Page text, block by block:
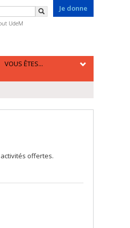
Je donne
Rechercher
UdeM
VOUS ÊTES...
offertes.